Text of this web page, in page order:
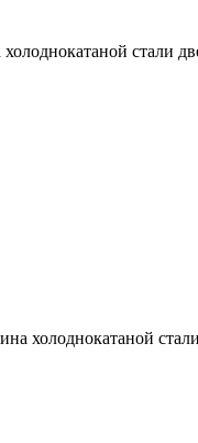
стали
холоднокатаной